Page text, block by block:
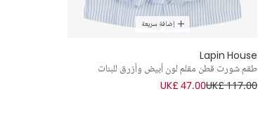
إضافة سريعة
Lapin House
طقم شورت قطن مقلم لون أبيض وأزرق للبنات
UK£ 117.00
UK£ 47.00